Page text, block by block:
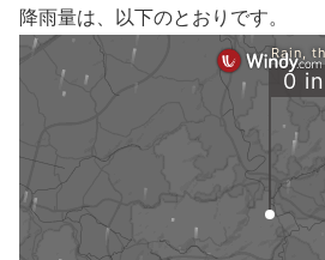
降雨量は、以下のとおりです。